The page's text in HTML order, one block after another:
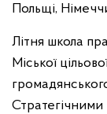
Польщі,
Літня школа
Міської